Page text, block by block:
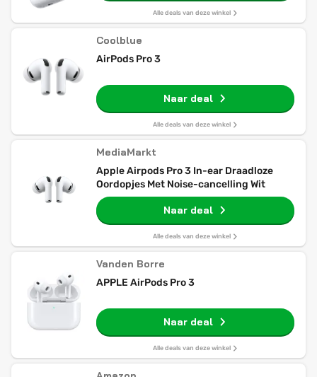
Alle deals van deze winkel
Coolblue
AirPods Pro 3
Naar deal
Alle deals van deze winkel
MediaMarkt
Apple Airpods Pro 3 In-ear Draadloze
Oordopjes Met Noise-cancelling Wit
Naar deal
Alle deals van deze winkel
Vanden Borre
APPLE AirPods Pro 3
Naar deal
Alle deals van deze winkel